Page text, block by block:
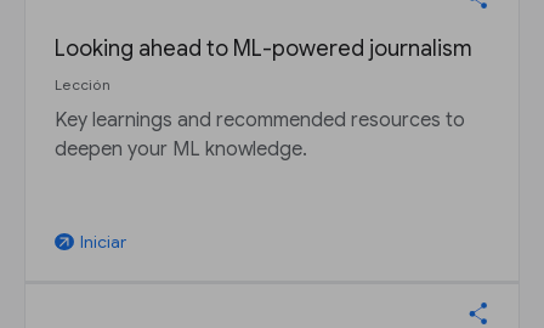
Looking ahead to ML-powered journalism
Lección
Key learnings and recommended resources to
deepen your ML knowledge.
arrow_outward Iniciar